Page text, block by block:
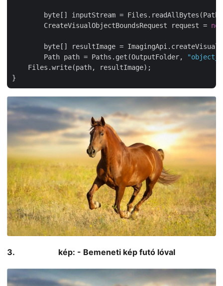
	CreateVisualObjectBoundsRequest request =
new
	Path path = Paths.get(OutputFolder,
    Files.write(path, resultImage);
kép: - Bemeneti kép futó lóval